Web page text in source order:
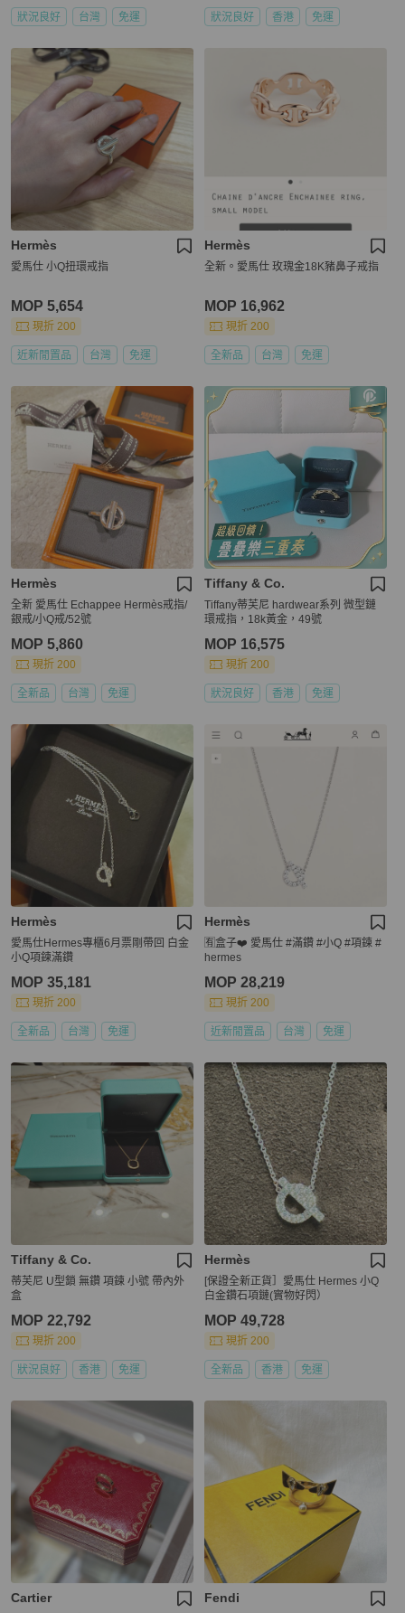
狀況良好 台灣 免運 狀況良好 香港 免運
Hermès
愛馬仕 小Q扭環戒指
MOP 5,654
現折 200
近新閒置品 台灣 免運
Hermès
全新。愛馬仕 玫瑰金18K豬鼻子戒指
MOP 16,962
現折 200
全新品 台灣 免運
Hermès
全新 愛馬仕 Echappee Hermès戒指/
銀戒/小Q戒/52號
MOP 5,860
現折 200
全新品 台灣 免運
Tiffany & Co.
Tiffany蒂芙尼 hardwear系列 微型鏈
環戒指，18k黃金，49號
MOP 16,575
現折 200
狀況良好 香港 免運
Hermès
愛馬仕Hermes專櫃6月票剛帶回 白金
小Q項鍊滿鑽
MOP 35,181
現折 200
全新品 台灣 免運
Hermès
🈶️盒子❤️ 愛馬仕 #滿鑽 #小Q #項鍊 #
hermes
MOP 28,219
現折 200
近新閒置品 台灣 免運
Tiffany & Co.
蒂芙尼 U型鎖 無鑽 項鍊 小號 帶內外
盒
MOP 22,792
現折 200
狀況良好 香港 免運
Hermès
[保證全新正貨］愛馬仕 Hermes 小Q
白金鑽石項鏈(實物好閃）
MOP 49,728
現折 200
全新品 香港 免運
Cartier Fendi